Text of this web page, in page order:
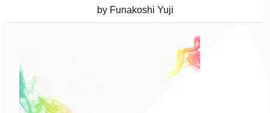
by Funakoshi Yuji